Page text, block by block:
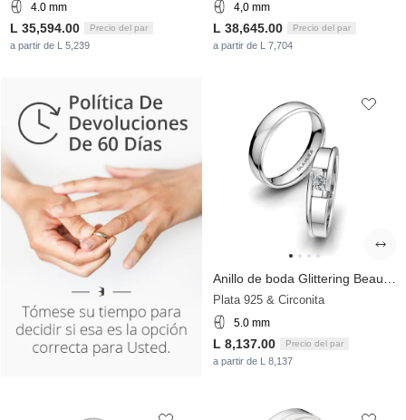
4.0 mm
L 35,594.00 Precio del par
a partir de L 5,239
4,0 mm
L 38,645.00 Precio del par
a partir de L 7,704
Plata 925 & Circonita
5.0 mm
L 8,137.00 Precio del par
a partir de L 8,137